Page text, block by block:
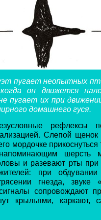
пугает неопытных
он движется
пугает их при
домашнего гуся.
рефлексы
Слепой щенок
мордочке
шерсть
и разевают рты при
при
гнезда, звуке
сопровождают
крыльями, каркают,